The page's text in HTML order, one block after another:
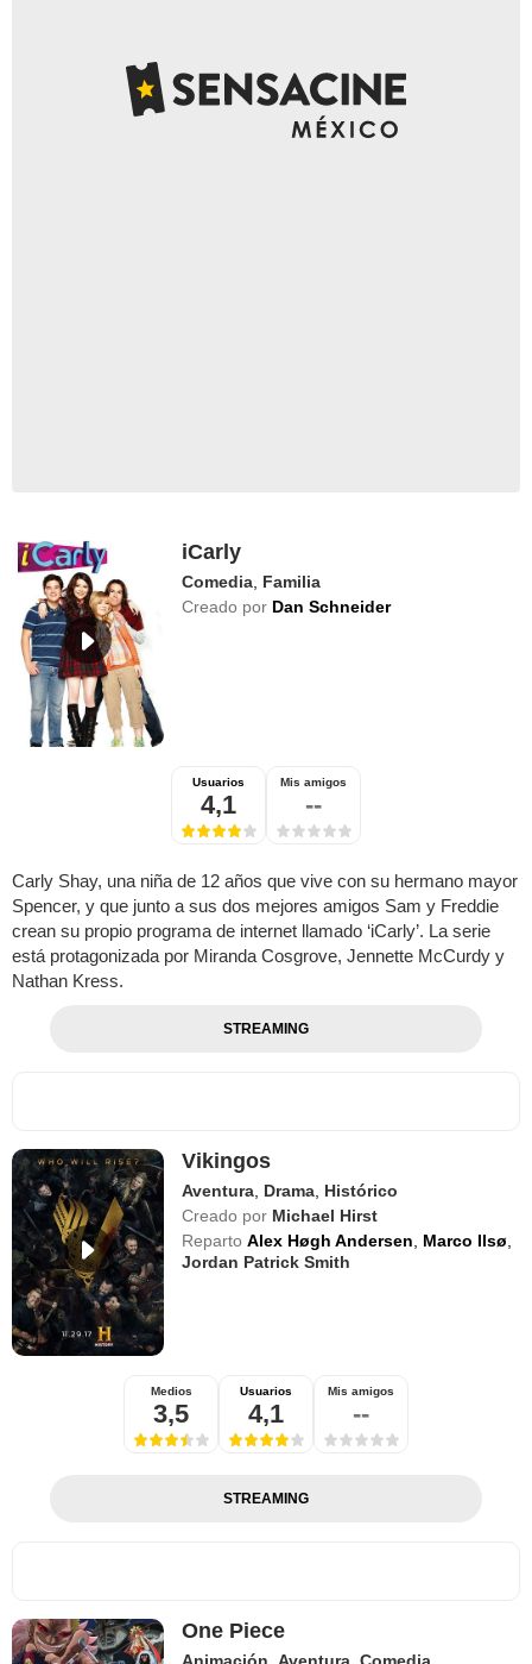
iCarly
Comedia, Familia
Creado por Dan Schneider
Usuarios
4,1
Mis amigos
--
Carly Shay, una niña de 12 años que vive con su hermano mayor
Spencer, y que junto a sus dos mejores amigos Sam y Freddie
crean su propio programa de internet llamado ‘iCarly’. La serie
está protagonizada por Miranda Cosgrove, Jennette McCurdy y
Nathan Kress.
STREAMING
Vikingos
Aventura, Drama, Histórico
Creado por Michael Hirst
Reparto Alex Høgh Andersen, Marco Ilsø,
Jordan Patrick Smith
Medios
3,5
Usuarios
4,1
Mis amigos
--
STREAMING
One Piece